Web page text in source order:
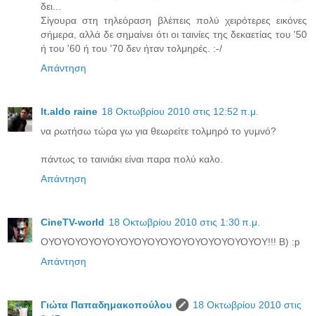
δει...
Σίγουρα στη τηλεόραση βλέπεις πολύ χειρότερες εικόνες
σήμερα, αλλά δε σημαίνει ότι οι ταινίες της δεκαετίας του '50
ή του '60 ή του '70 δεν ήταν τολμηρές. :-/
Απάντηση
lt.aldo raine 18 Οκτωβρίου 2010 στις 12:52 π.μ.
να ρωτήσω τώρα γω για θεωρείτε τολμηρό το γυμνό?
πάντως το ταινιάκι είναι παρα πολύ καλο.
Απάντηση
CineTV-world 18 Οκτωβρίου 2010 στις 1:30 π.μ.
ΟΥΟΥΟΥΟΥΟΥΟΥΟΥΟΥΟΥΟΥΟΥΟΥΟΥΟΥΟΥΟΥΟΥ!!! Β) :p
Απάντηση
Γιώτα Παπαδημακοπούλου
18 Οκτωβρίου 2010 στις